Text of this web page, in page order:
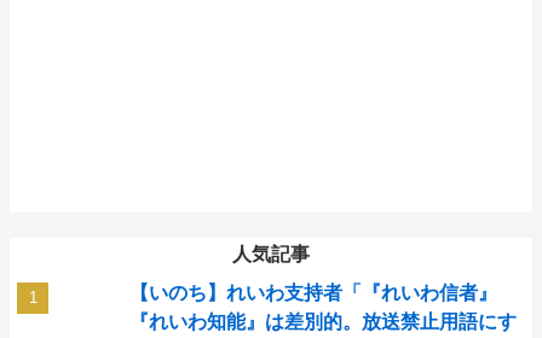
人気記事
【いのち】れいわ支持者「『れいわ信者』
『れいわ知能』は差別的。放送禁止用語にす